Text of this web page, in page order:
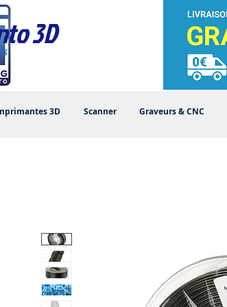
3D
3D Scanner Graveurs & CNC